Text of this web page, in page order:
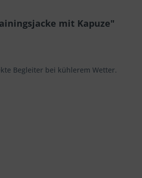
mit Kapuze"
Begleiter bei kühlerem Wetter.